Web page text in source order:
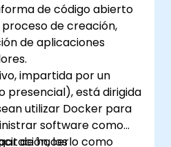
de código abierto
de creación,
de aplicaciones
impartida por un
presencial), está dirigida
utilizar Docker para
software como
de hacerlo como
los